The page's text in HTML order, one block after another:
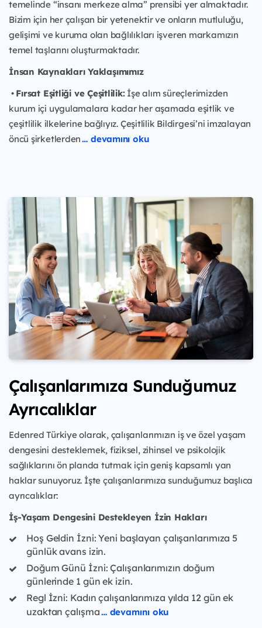
temelinde “insanı merkeze alma” prensibi yer almaktadır.
Bizim için her çalışan bir yetenektir ve onların mutluluğu,
gelişimi ve kuruma olan bağlılıkları işveren markamızın
temel taşlarını oluşturmaktadır.
İnsan Kaynakları Yaklaşımımız
• Fırsat Eşitliği ve Çeşitlilik:İşe alım süreçlerimizden
kurum içi uygulamalara kadar her aşamada eşitlik ve
çeşitlilik ilkelerine bağlıyız. Çeşitlilik Bildirgesi’ni imzalayan
öncü şirketlerden… devamını oku
Çalışanlarımıza Sunduğumuz
Ayrıcalıklar
Edenred Türkiye olarak, çalışanlarımızın iş ve özel yaşam
dengesini desteklemek, fiziksel, zihinsel ve psikolojik
sağlıklarını ön planda tutmak için geniş kapsamlı yan
haklar sunuyoruz. İşte çalışanlarımıza sunduğumuz başlıca
ayrıcalıklar:
İş-Yaşam Dengesini Destekleyen İzin Hakları
Hoş Geldin İzni: Yeni başlayan çalışanlarımıza 5
günlük avans izin.
Doğum Günü İzni: Çalışanlarımızın doğum
günlerinde 1 gün ek izin.
Regl İzni: Kadın çalışanlarımıza yılda 12 gün ek
uzaktan çalışma… devamını oku